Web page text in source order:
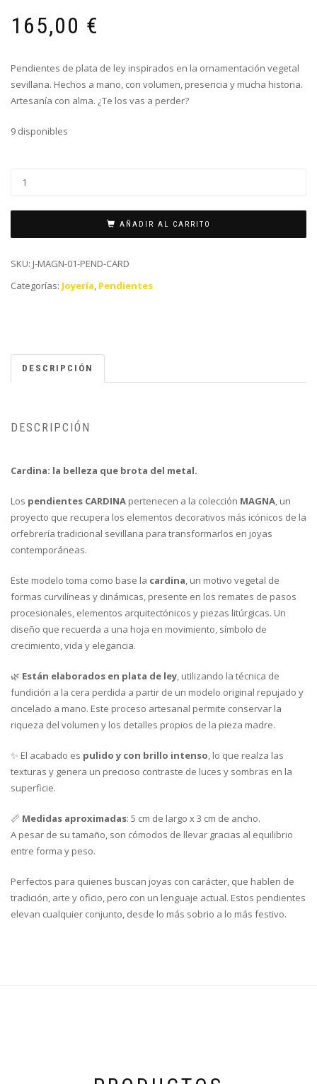
165,00 €
Pendientes de plata de ley inspirados en la ornamentación vegetal
sevillana. Hechos a mano, con volumen, presencia y mucha historia.
Artesanía con alma. ¿Te los vas a perder?
9 disponibles
AÑADIR AL CARRITO
SKU: J-MAGN-01-PEND-CARD
Categorías: Joyería, Pendientes
DESCRIPCIÓN
DESCRIPCIÓN
Cardina: la belleza que brota del metal.
Los pendientes CARDINA pertenecen a la colección MAGNA , un
proyecto que recupera los elementos decorativos más icónicos de la
orfebrería tradicional sevillana para transformarlos en joyas
contemporáneas.
Este modelo toma como base la cardina , un motivo vegetal de
formas curvilíneas y dinámicas, presente en los remates de pasos
procesionales, elementos arquitectónicos y piezas litúrgicas. Un
diseño que recuerda a una hoja en movimiento, símbolo de
crecimiento, vida y elegancia.
🌿 Están elaborados en plata de ley , utilizando la técnica de
fundición a la cera perdida a partir de un modelo original repujado y
cincelado a mano. Este proceso artesanal permite conservar la
riqueza del volumen y los detalles propios de la pieza madre.
✨ El acabado es pulido y con brillo intenso , lo que realza las
texturas y genera un precioso contraste de luces y sombras en la
superficie.
📏 Medidas aproximadas: 5 cm de largo x 3 cm de ancho.
A pesar de su tamaño, son cómodos de llevar gracias al equilibrio
entre forma y peso.
Perfectos para quienes buscan joyas con carácter, que hablen de
tradición, arte y oficio, pero con un lenguaje actual. Estos pendientes
elevan cualquier conjunto, desde lo más sobrio a lo más festivo.